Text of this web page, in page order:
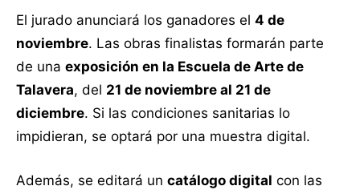
El jurado anunciará los ganadores el 4 de
noviembre. Las obras finalistas formarán parte
de una exposición en la Escuela de Arte de
Talavera, del 21 de noviembre al 21 de
diciembre. Si las condiciones sanitarias lo
impidieran, se optará por una muestra digital.
Además, se editará un catálogo digital con las